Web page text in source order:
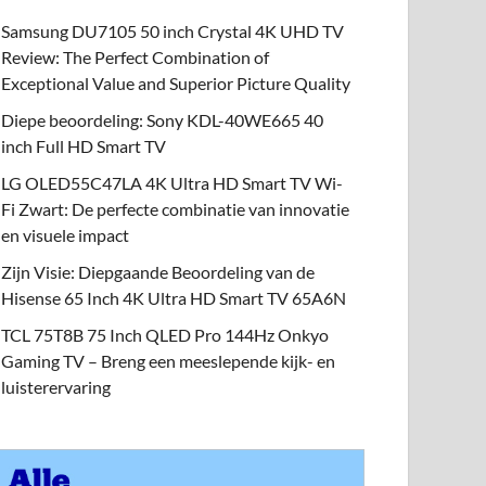
Samsung DU7105 50 inch Crystal 4K UHD TV
Review: The Perfect Combination of
Exceptional Value and Superior Picture Quality
Diepe beoordeling: Sony KDL-40WE665 40
inch Full HD Smart TV
LG OLED55C47LA 4K Ultra HD Smart TV Wi-
Fi Zwart: De perfecte combinatie van innovatie
en visuele impact
Zijn Visie: Diepgaande Beoordeling van de
Hisense 65 Inch 4K Ultra HD Smart TV 65A6N
TCL 75T8B 75 Inch QLED Pro 144Hz Onkyo
Gaming TV – Breng een meeslepende kijk- en
luisterervaring